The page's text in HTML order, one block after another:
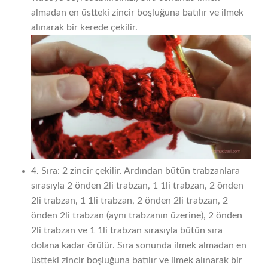
almadan en üstteki zincir boşluğuna batılır ve ilmek
alınarak bir kerede çekilir.
4. Sıra: 2 zincir çekilir. Ardından bütün trabzanlara
sırasıyla 2 önden 2li trabzan, 1 1li trabzan, 2 önden
2li trabzan, 1 1li trabzan, 2 önden 2li trabzan, 2
önden 2li trabzan (aynı trabzanın üzerine), 2 önden
2li trabzan ve 1 1li trabzan sırasıyla bütün sıra
dolana kadar örülür. Sıra sonunda ilmek almadan en
üstteki zincir boşluğuna batılır ve ilmek alınarak bir